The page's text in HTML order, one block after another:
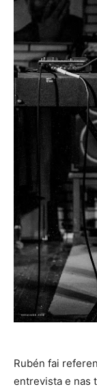
Rubén fai
entrevista e nas